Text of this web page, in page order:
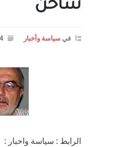
ساخن
في سياسة وأخبار 24
الرابط : سياسة واخبار :